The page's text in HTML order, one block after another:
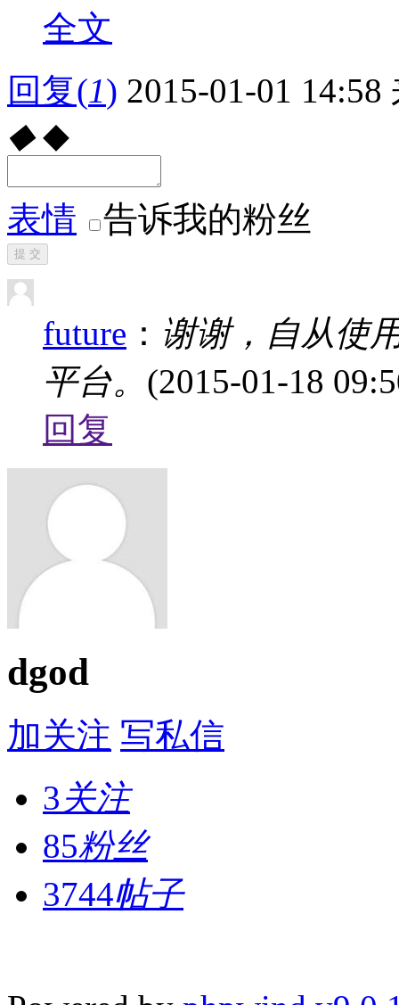
全文
回复(1) 2015-01-01 14:58
◆ ◆
表情 告诉我的粉丝
提 交
future ： 谢谢，自从使
平台。 (2015-01-18
回复
dgod
加关注 写私信
3关注
85粉丝
3744帖子